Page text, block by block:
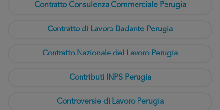
Contratto Consulenza Commerciale Perugia
Contratto di Lavoro Badante Perugia
Contratto Nazionale del Lavoro Perugia
Contributi INPS Perugia
Controversie di Lavoro Perugia